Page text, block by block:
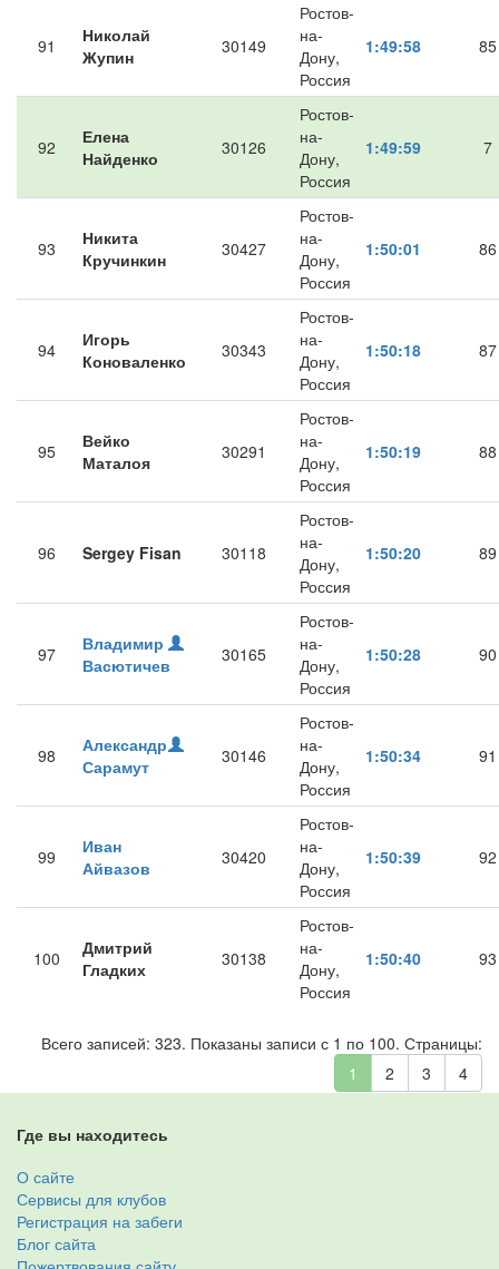
91
Николай
Жупин
30149
Ростов-
на-
Дону,
Россия
1:49:58 85
92
Елена
Найденко
30126
Ростов-
на-
Дону,
Россия
1:49:59 7
93
Никита
Кручинкин
30427
Ростов-
на-
Дону,
Россия
1:50:01 86
94
Игорь
Коноваленко
30343
Ростов-
на-
Дону,
Россия
1:50:18 87
95
Вейко
Маталоя
30291
Ростов-
на-
Дону,
Россия
1:50:19 88
96 Sergey Fisan 30118
Ростов-
на-
Дону,
Россия
1:50:20 89
97
Владимир
Васютичев
30165
Ростов-
на-
Дону,
Россия
1:50:28 90
98
Александр
Сарамут
30146
Ростов-
на-
Дону,
Россия
1:50:34 91
99
Иван
Айвазов
30420
Ростов-
на-
Дону,
Россия
1:50:39 92
100
Дмитрий
Гладких
30138
Ростов-
на-
Дону,
Россия
1:50:40 93
Всего записей: 323. Показаны записи с 1 по 100. Страницы:
1
2 3 4
Где вы находитесь
О сайте
Сервисы для клубов
Регистрация на забеги
Блог сайта